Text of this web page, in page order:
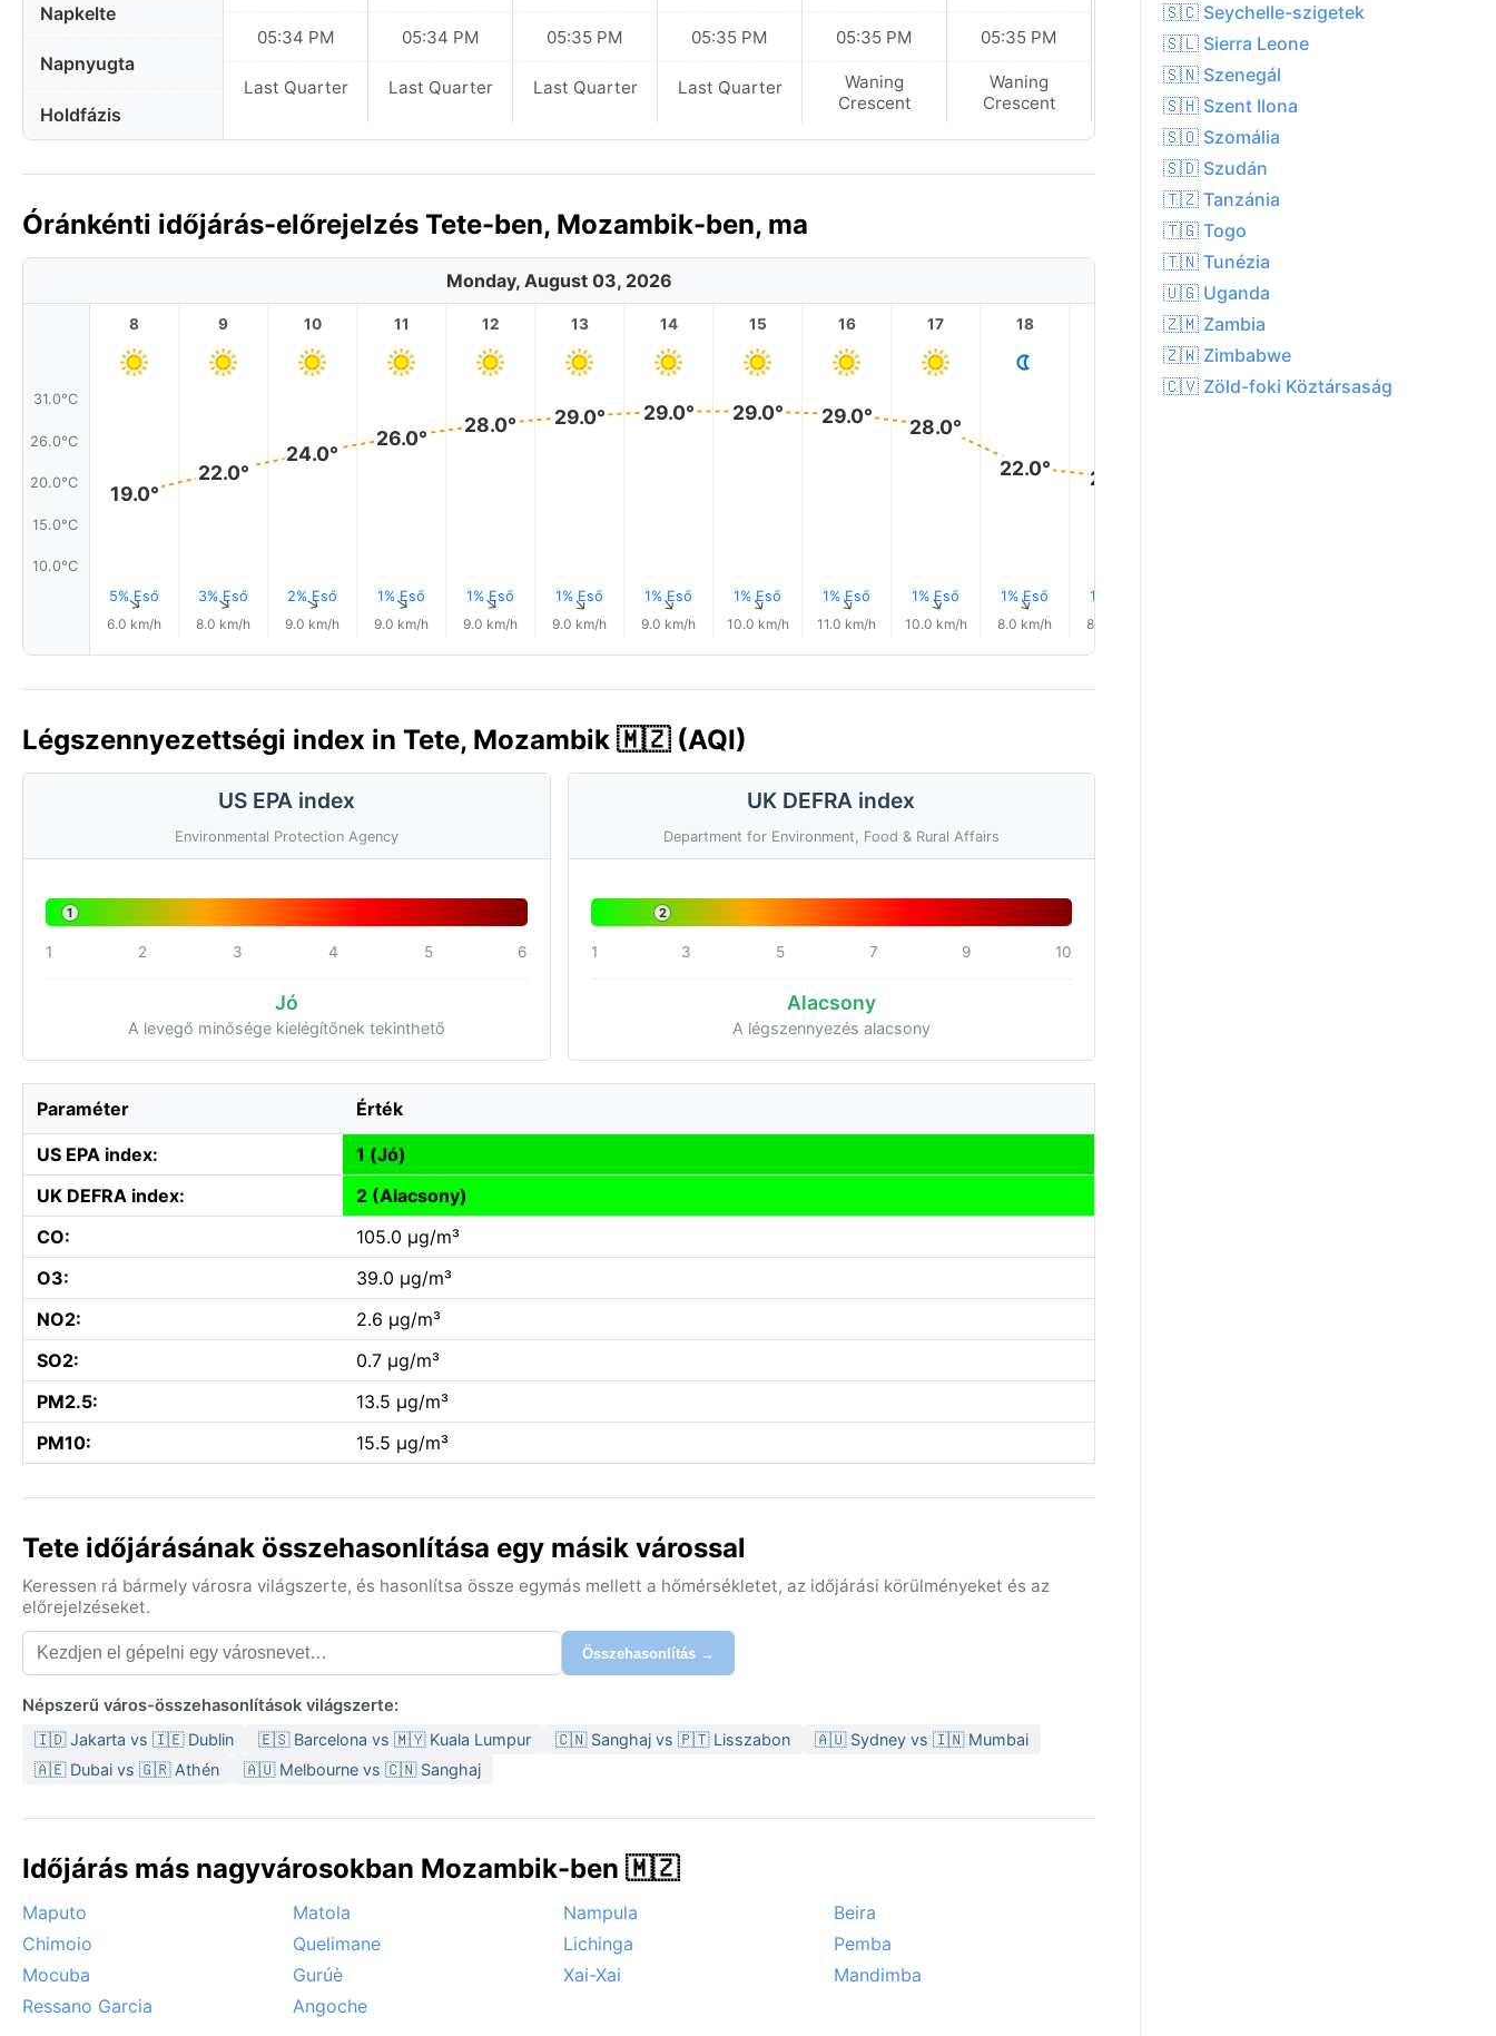
Napkelte
Napnyugta
Holdfázis
05:34 PM
Last Quarter
05:34 PM
Last Quarter
05:35 PM
Last Quarter
05:35 PM
Last Quarter
05:35 PM
Waning
Crescent
05:35 PM
Waning
Crescent
05:36 PM
Waning
Crescent
Óránkénti időjárás-előrejelzés Tete-ben, Mozambik-ben, ma
Monday, August 03, 2026
31.0°C
26.0°C
20.0°C
15.0°C
10.0°C
8
19.0°
5% Eső
↑
6.0 km/h
9
22.0°
3% Eső
↑
8.0 km/h
10
24.0°
2% Eső
↑
9.0 km/h
11
26.0°
1% Eső
↑
9.0 km/h
12
28.0°
1% Eső
↑
9.0 km/h
13
29.0°
1% Eső
↑
9.0 km/h
14
29.0°
1% Eső
↑
9.0 km/h
15
29.0°
1% Eső
↑
10.0 km/h
16
29.0°
1% Eső
↑
11.0 km/h
17
28.0°
1% Eső
↑
10.0 km/h
18
22.0°
1% Eső
↑
8.0 km/h
21.0°
1% Eső
8.0 km/h
20
Légszennyezettségi index in Tete, Mozambik 🇲🇿 (AQI)
US EPA index
Environmental Protection Agency
1
1 2 3 4 5 6
Jó
A levegő minősége kielégítőnek tekinthető
UK DEFRA index
Department for Environment, Food & Rural Affairs
2
1 3 5 7 9 10
Alacsony
A légszennyezés alacsony
Paraméter Érték
US EPA index:
1 (Jó)
UK DEFRA index:
2 (Alacsony)
CO:
105.0 µg/m³
O3:
39.0 µg/m³
NO2:
2.6 µg/m³
SO2:
0.7 µg/m³
PM2.5:
13.5 µg/m³
PM10:
15.5 µg/m³
Tete időjárásának összehasonlítása egy másik várossal
Keressen rá bármely városra világszerte, és hasonlítsa össze egymás mellett a hőmérsékletet, az időjárási körülményeket és az
előrejelzéseket.
Összehasonlítás →
Népszerű város-összehasonlítások világszerte:
🇮🇩 Jakarta vs 🇮🇪 Dublin 🇪🇸 Barcelona vs 🇲🇾 Kuala Lumpur 🇨🇳 Sanghaj vs 🇵🇹 Lisszabon
🇦🇺 Sydney vs 🇮🇳 Mumbai
🇦🇪 Dubai vs 🇬🇷 Athén
🇦🇺 Melbourne vs 🇨🇳 Sanghaj
Időjárás más nagyvárosokban Mozambik-ben 🇲🇿
Maputo Matola Nampula
Beira
Chimoio
Quelimane Lichinga
Pemba
Mocuba
Gurúè Xai-Xai
Mandimba
Ressano Garcia
Angoche
🇸🇨 Seychelle-szigetek
🇸🇱 Sierra Leone
🇸🇳 Szenegál
🇸🇭 Szent Ilona
🇸🇴 Szomália
🇸🇩 Szudán
🇹🇿 Tanzánia
🇹🇬 Togo
🇹🇳 Tunézia
🇺🇬 Uganda
🇿🇲 Zambia
🇿🇼 Zimbabwe
🇨🇻 Zöld-foki Köztársaság